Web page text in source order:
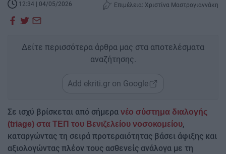
12:34 | 04/05/2026 Επιμέλεια: Χριστίνα Μαστρογιαννάκη
Δείτε περισσότερα άρθρα μας στα αποτελέσματα
αναζήτησης.
Add ekriti.gr on Google
Σε ισχύ βρίσκεται από σήμερα νέο σύστημα διαλογής
(triage) στα ΤΕΠ του Βενιζελείου νοσοκομείου,
καταργώντας τη σειρά προτεραιότητας βάσει άφιξης και
αξιολογώντας πλέον τους ασθενείς ανάλογα με τη